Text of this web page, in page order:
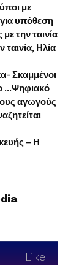
με
υπόθεση
την ταινία
ταινία, Ηλία
Σκαμμένοι
…Ψηφιακό
αγωγούς
– Η
Like